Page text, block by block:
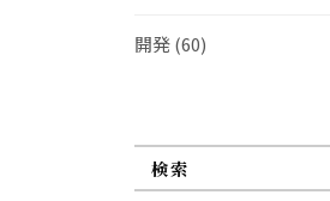
開発(60)
検索